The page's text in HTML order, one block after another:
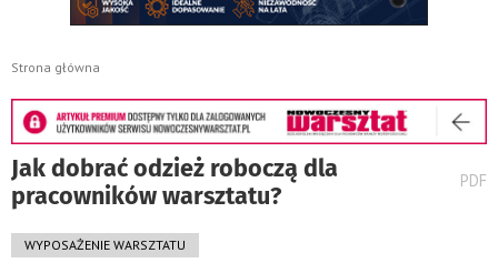
Strona główna
Jak dobrać odzież roboczą dla
pracowników warsztatu?
PDF
WYPOSAŻENIE WARSZTATU